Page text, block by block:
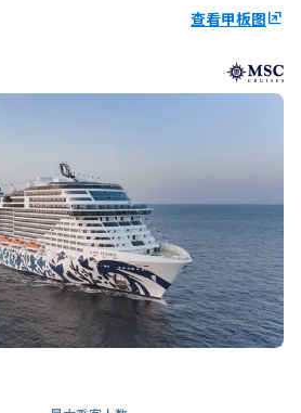
查看甲板图ungroup